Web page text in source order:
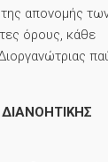
της απονομής
όρους, κάθε